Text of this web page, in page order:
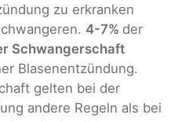
zu erkranken
4-7% der
Schwangerschaft
Blasenentzündung.
gelten bei der
andere Regeln als bei